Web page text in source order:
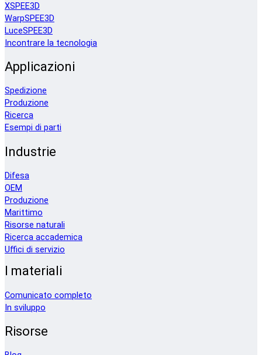
XSPEE3D
WarpSPEE3D
LuceSPEE3D
Incontrare la tecnologia
Applicazioni
Spedizione
Produzione
Ricerca
Esempi di parti
Industrie
Difesa
OEM
Produzione
Marittimo
Risorse naturali
Ricerca accademica
Uffici di servizio
I materiali
Comunicato completo
In sviluppo
Risorse